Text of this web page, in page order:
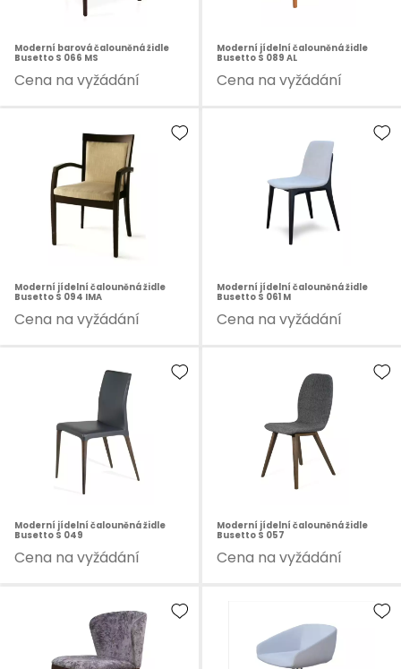
Moderní barová čalouněná židle
Busetto S 066 MS
Cena na vyžádání
Moderní jídelní čalouněná židle
Busetto S 089 AL
Cena na vyžádání
Moderní jídelní čalouněná židle
Busetto S 094 IMA
Cena na vyžádání
Moderní jídelní čalouněná židle
Busetto S 061 M
Cena na vyžádání
Moderní jídelní čalouněná židle
Busetto S 049
Cena na vyžádání
Moderní jídelní čalouněná židle
Busetto S 057
Cena na vyžádání